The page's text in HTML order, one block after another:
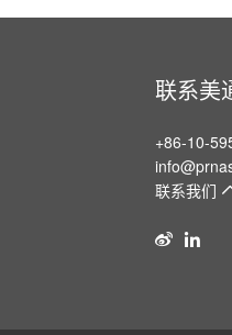
联系美
+86-10-
联系我们